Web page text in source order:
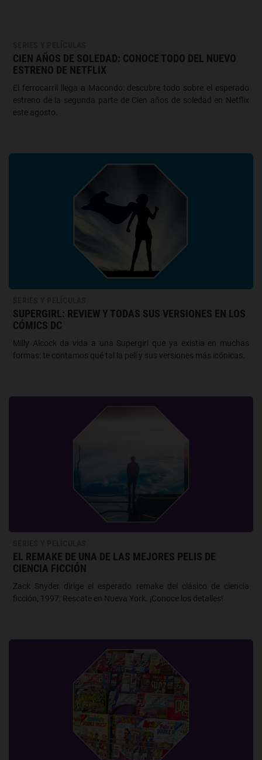
CIEN AÑOS DE SOLEDAD: CONOCE TODO DEL NUEVO
ESTRENO DE NETFLIX
El ferrocarril llega a Macondo: descubre todo sobre el esperado
estreno de la segunda parte de Cien años de soledad en Netflix
este agosto.
SUPERGIRL: REVIEW Y TODAS SUS VERSIONES EN LOS
CÓMICS DC
Milly Alcock da vida a una Supergirl que ya existía en muchas
formas: te contamos qué tal la peli y sus versiones más icónicas.
EL REMAKE DE UNA DE LAS MEJORES PELIS DE
CIENCIA FICCIÓN
Zack Snyder dirige el esperado remake del clásico de ciencia
ficción, 1997: Rescate en Nueva York. ¡Conoce los detalles!